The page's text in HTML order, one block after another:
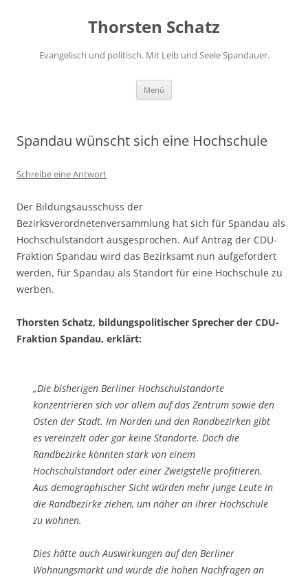
Thorsten Schatz
Evangelisch und politisch. Mit Leib und Seele Spandauer.
Menü
Spandau wünscht sich eine Hochschule
Schreibe eine Antwort
Der Bildungsausschuss der
Bezirksverordnetenversammlung hat sich für Spandau als
Hochschulstandort ausgesprochen. Auf Antrag der CDU-
Fraktion Spandau wird das Bezirksamt nun aufgefordert
werden, für Spandau als Standort für eine Hochschule zu
werben.
Thorsten Schatz, bildungspolitischer Sprecher der CDU-
Fraktion Spandau, erklärt:
„Die bisherigen Berliner Hochschulstandorte
konzentrieren sich vor allem auf das Zentrum sowie den
Osten der Stadt. Im Norden und den Randbezirken gibt
es vereinzelt oder gar keine Standorte. Doch die
Randbezirke könnten stark von einem
Hochschulstandort oder einer Zweigstelle profitieren.
Aus demographischer Sicht würden mehr junge Leute in
die Randbezirke ziehen, um näher an ihrer Hochschule
zu wohnen.
Dies hätte auch Auswirkungen auf den Berliner
Wohnungsmarkt und würde die hohen Nachfragen an